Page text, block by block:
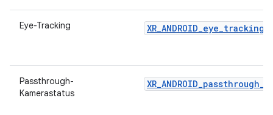
Eye-Tracking XR_ANDROID_eye_tracking
Passthrough-
Kamerastatus